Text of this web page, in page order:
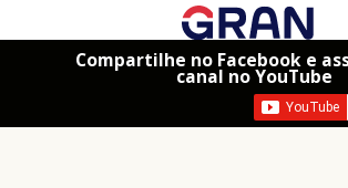
Compartilhe no Facebook e
canal no YouTube